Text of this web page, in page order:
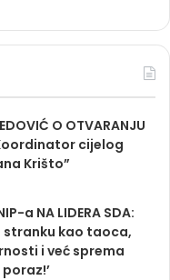
O OTVARANJU
cijelog
Krišto”
a NA LIDERA SDA:
stranku kao taoca,
i već sprema